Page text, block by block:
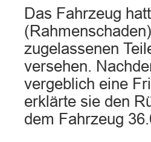
Das Fahrzeug
zugelassenen
versehen.
vergeblich eine
erklärte sie den
dem Fahrzeug